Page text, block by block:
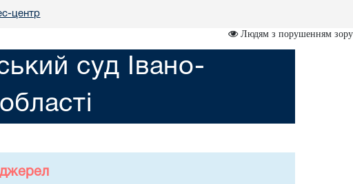
центр
Людям з порушенням зору
суд Івано-